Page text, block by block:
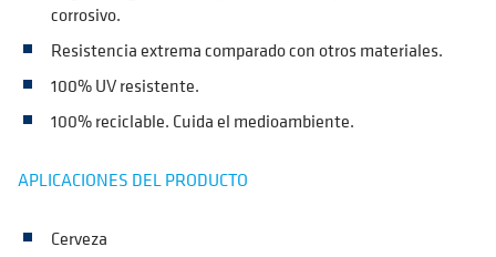
corrosivo.
Resistencia extrema comparado con otros materiales.
100% UV resistente.
100% reciclable. Cuida el medioambiente.
APLICACIONES DEL PRODUCTO
Cerveza